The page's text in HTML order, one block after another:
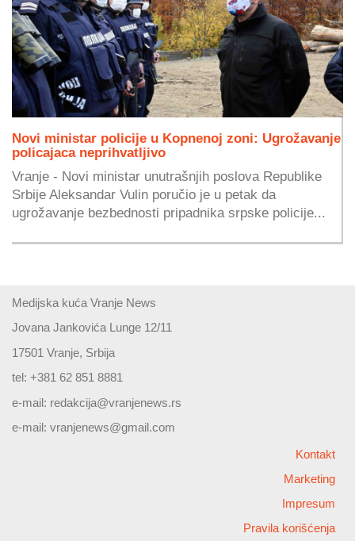
Novi ministar policije u Kopnenoj zoni: Ugrožavanje
policajaca neprihvatljivo
Vranje - Novi ministar unutrašnjih poslova Republike
Srbije Aleksandar Vulin poručio je u petak da
ugrožavanje bezbednosti pripadnika srpske policije...
Medijska kuća Vranje News
Jovana Jankovića Lunge 12/11
17501 Vranje, Srbija
tel: +381 62 851 8881
e-mail: redakcija@vranjenews.rs
e-mail: vranjenews@gmail.com
Kontakt
Marketing
Impresum
Pravila korišćenja